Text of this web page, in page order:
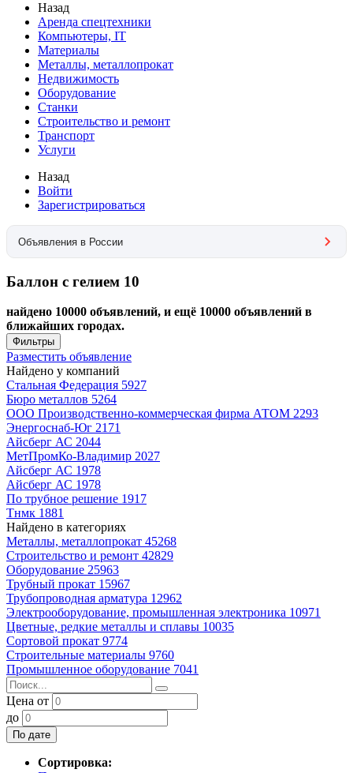
Назад
Аренда спецтехники
Компьютеры, IT
Материалы
Металлы, металлопрокат
Недвижимость
Оборудование
Станки
Строительство и ремонт
Транспорт
Услуги
Назад
Войти
Зарегистрироваться
Объявления в России
Баллон с гелием 10
найдено 10000 объявлений, и ещё 10000 объявлений в
ближайших городах.
Фильтры
Разместить объявление
Найдено у компаний
Стальная Федерация 5927
Бюро металлов 5264
ООО Производственно-коммерческая фирма АТОМ 2293
Энергоснаб-Юг 2171
Айсберг АС 2044
МетПромКо-Владимир 2027
Айсберг АС 1978
Айсберг АС 1978
По трубное решение 1917
Тнмк 1881
Найдено в категориях
Металлы, металлопрокат 45268
Строительство и ремонт 42829
Оборудование 25963
Трубный прокат 15967
Трубопроводная арматура 12962
Электрооборудование, промышленная электроника 10971
Цветные, редкие металлы и сплавы 10035
Сортовой прокат 9774
Строительные материалы 9760
Промышленное оборудование 7041
Цена от
до
По дате
Сортировка: